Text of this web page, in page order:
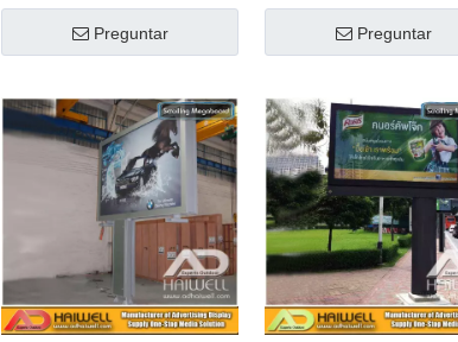
Preguntar Preguntar